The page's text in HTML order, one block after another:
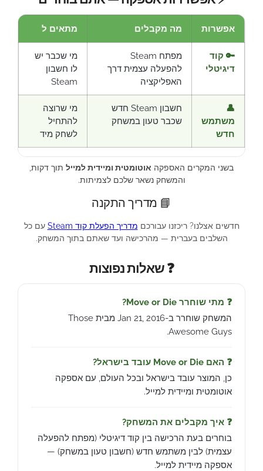
אפשרות מה מקבלים מתאים ל
🔑 קוד
דיגיטלי
מפתח Steam
להפעלה עצמית דרך
האפליקציה
מי שכבר יש
לו חשבון
Steam
👤
משתמש
חדש
חשבון Steam חדש
שכבר טעון במשחק
מי שרוצה
להתחיל
לשחק מיד
בשני המקרים האספקה אוטומטית ומיידית למייל תוך דקות,
והמשחק נשאר שלכם לצמיתות.
📘 מדריך התקנה
חדשים אצלנו? ריכזנו עבורכם מדריך הפעלת קוד Steam
עם כל
השלבים בעברית — מהרכישה ועד שאתם בתוך המשחק.
❓ שאלות נפוצות
❓ מתי שוחרר Move or Die?
המשחק שוחרר ב-Jan 21, 2016 מבית Those
Awesome Guys.
❓ האם Move or Die עובד בישראל?
כן, המוצר עובד בישראל ובכל העולם, עם אספקה
אוטומטית ומיידית למייל.
❓ איך מקבלים את המשחק?
בוחרים בעת הרכישה בין קוד דיגיטלי (מפתח להפעלה
עצמית) לבין משתמש חדש (חשבון טעון במשחק) —
אספקה מיידית למייל.